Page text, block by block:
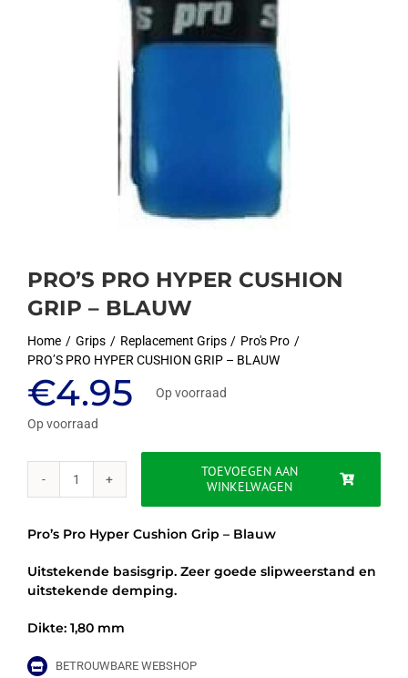
PRO’S PRO HYPER CUSHION
GRIP – BLAUW
Home Grips Replacement Grips
Pro's Pro
PRO’S PRO HYPER CUSHION GRIP – BLAUW
€4.95 Op voorraad
Op voorraad
PRO'S
CUSHION
GRIP
aantal
TOEVOEGEN AAN
WINKELWAGEN
Pro’s Pro Hyper Cushion Grip – Blauw
Uitstekende basisgrip. Zeer goede slipweerstand en
uitstekende demping.
Dikte: 1,80 mm
BETROUWBARE WEBSHOP